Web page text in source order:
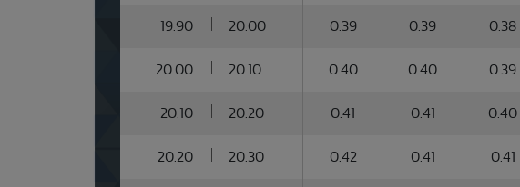
19.90 20.00 0.39 0.39 0.38
20.00 20.10 0.40 0.40 0.39
20.10 20.20 0.41 0.41 0.40
20.20 20.30 0.42 0.41 0.41